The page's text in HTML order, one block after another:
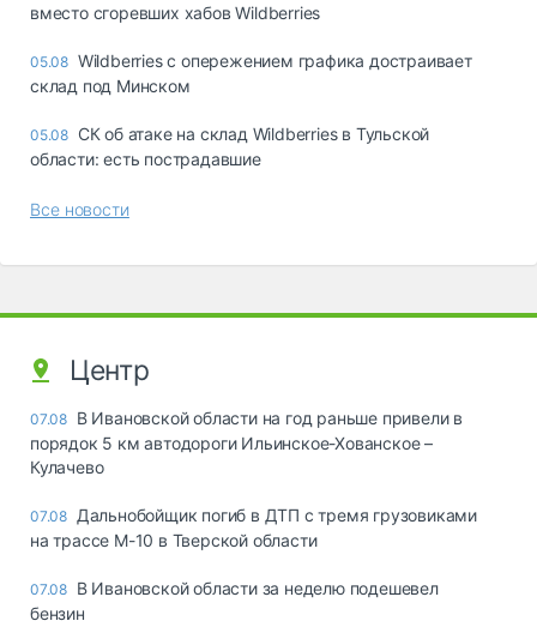
вместо сгоревших хабов Wildberries
05.08 Wildberries с опережением графика достраивает
склад под Минском
05.08 СК об атаке на склад Wildberries в Тульской
области: есть пострадавшие
Все новости
Центр
07.08 В Ивановской области на год раньше привели в
порядок 5 км автодороги Ильинское-Хованское –
Кулачево
07.08 Дальнобойщик погиб в ДТП с тремя грузовиками
на трассе М-10 в Тверской области
07.08 В Ивановской области за неделю подешевел
бензин